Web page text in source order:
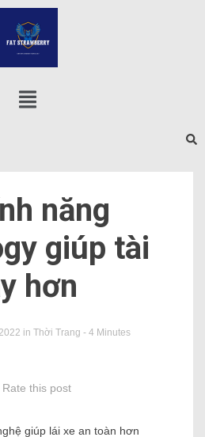
năng
giúp tài
hơn
in Thời Trang - 4 Minutes
Rate this post